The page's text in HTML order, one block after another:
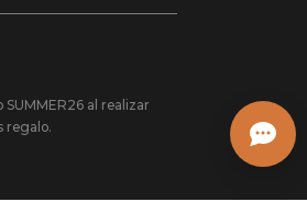
DANMARK
al realizar
regalo.